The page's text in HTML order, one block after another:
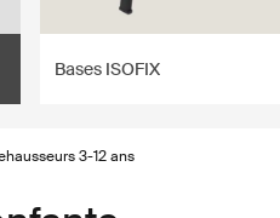
Bases ISOFIX
3-12 ans